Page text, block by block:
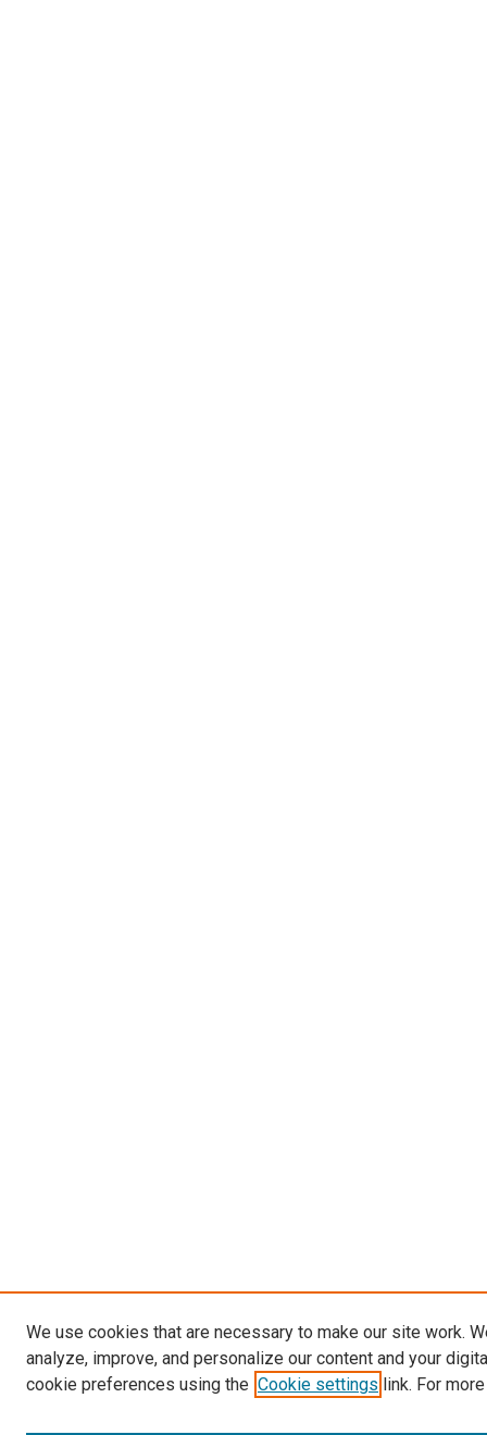
We use cookies that are necessary to make our site work.
analyze, improve, and personalize our content and your
cookie preferences using the Cookie settings link. For